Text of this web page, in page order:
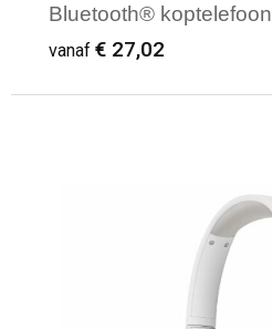
Bluetooth® koptelefoon
vanaf € 27,02